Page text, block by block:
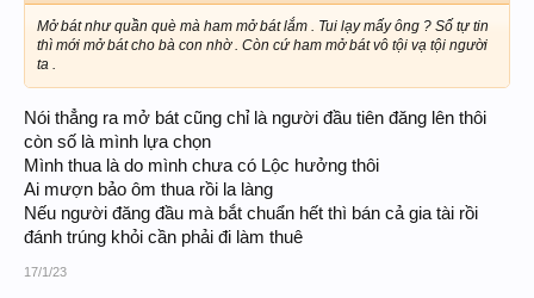
Mở bát như quần què mà ham mở bát lắm . Tui lạy mấy ông ? Số tự tin
thì mới mở bát cho bà con nhờ . Còn cứ ham mở bát vô tội vạ tội người
ta .
Nói thẳng ra mở bát cũng chỉ là người đầu tiên đăng lên thôi
còn số là mình lựa chọn
Mình thua là do mình chưa có Lộc hưởng thôi
Ai mượn bảo ôm thua rồi la làng
Nếu người đăng đầu mà bắt chuẩn hết thì bán cả gia tài rồi
đánh trúng khỏi cần phải đi làm thuê
17/1/23